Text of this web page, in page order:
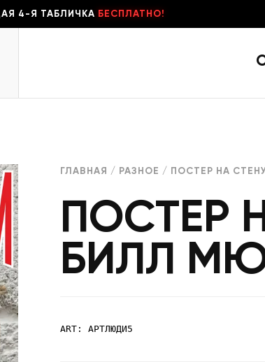
4-Я ТАБЛИЧКА БЕСПЛАТНО!
ГЛАВНАЯ / РАЗНОЕ / ПОСТЕР НА
ПОСТЕР
БИЛЛ
ART: АРТЛЮДИ5